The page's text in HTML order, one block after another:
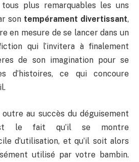
tous plus remarquables les uns
son tempérament divertissant,
en mesure de se lancer dans un
qui l’invitera à finalement
de son imagination pour se
d’histoires, ce qui concoure
au succès du déguisement
le fait qu’il se montre
d’utilisation, et qu’il soit alors
utilisé par votre bambin.